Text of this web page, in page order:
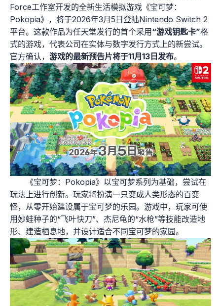
Force工作室开发的全新生活模拟游戏《宝可梦：
Pokopia》，将于2026年3月5日登陆Nintendo Switch 2
平台。这款作品为任天堂发行的首个采用 “游戏钥匙卡”格
式的游戏，代表公司在实体与数字发行方式上的新尝试。
官方确认， 游戏的最新预告片将于11月13日发布。
《宝可梦：Pokopia》以宝可梦系列为基础，尝试在
玩法上进行创新。玩家将扮演一只变成人类形态的百变
怪，从零开始建设属于宝可梦的乐园。游戏中，玩家可使
用妙蛙种子的“飞叶快刀”、杰尼龟的“水枪”等技能改造地
形、建造栖息地，并设计适合不同宝可梦的家园。